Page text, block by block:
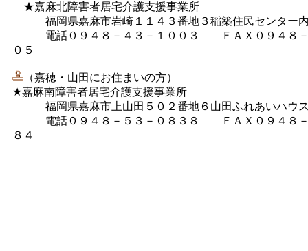
★嘉麻北障害者居宅介護支援事業所
福岡県嘉麻市岩崎１１４３番地３稲築住民センター
電話０９４８－４３－１００３ ＦＡＸ０９４８－
０５
（嘉穂・山田にお住まいの方）
★嘉麻南障害者居宅介護支援事業所
福岡県嘉麻市上山田５０２番地６山田ふれあいハウ
電話０９４８－５３－０８３８ ＦＡＸ０９４８－
８４